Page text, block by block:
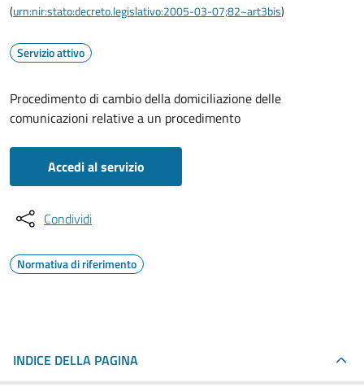
(urn:nir:stato:decreto.legislativo:2005-03-07;82~art3bis)
Servizio attivo
Procedimento di cambio della domiciliazione delle
comunicazioni relative a un procedimento
Accedi al servizio
Condividi
Normativa di riferimento
INDICE DELLA PAGINA